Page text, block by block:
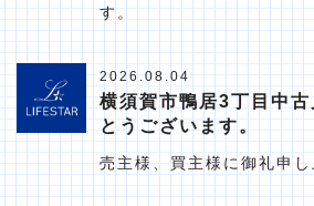
す。
2026.08.04
横須賀市鴨居3丁目中
とうございます。
売主様、買主様に御礼申し